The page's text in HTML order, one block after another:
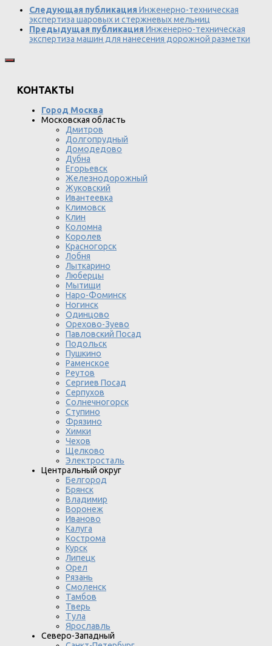
Следующая публикация Инженерно-техническая
экспертиза шаровых и стержневых мельниц
Предыдущая публикация Инженерно-техническая
экспертиза машин для нанесения дорожной разметки
КОНТАКТЫ
Город Москва
Московская область
Дмитров
Долгопрудный
Домодедово
Дубна
Егорьевск
Железнодорожный
Жуковский
Ивантеевка
Климовск
Клин
Коломна
Королев
Красногорск
Лобня
Лыткарино
Люберцы
Мытищи
Наро-Фоминск
Ногинск
Одинцово
Орехово-Зуево
Павловский Посад
Подольск
Пушкино
Раменское
Реутов
Сергиев Посад
Серпухов
Солнечногорск
Ступино
Фрязино
Химки
Чехов
Щелково
Электросталь
Центральный округ
Белгород
Брянск
Владимир
Воронеж
Иваново
Калуга
Кострома
Курск
Липецк
Орел
Рязань
Смоленск
Тамбов
Тверь
Тула
Ярославль
Северо-Западный